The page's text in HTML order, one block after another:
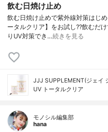
飲む日焼け止め
飲む日焼け止めで紫外線対策はじ
ータルクリア】をお試し??飲むだ
りUV対策でき…続きを見る
JJJ SUPPLEMENT(ジェイ
UV トータルクリア
モノシル編集部
hana